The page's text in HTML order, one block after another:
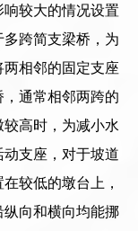
较大的情况设置
跨简支梁桥，为
相邻的固定支座
通常相邻两跨的
高时，为减小水
支座，对于坡道
较低的墩台上，
向和横向均能挪